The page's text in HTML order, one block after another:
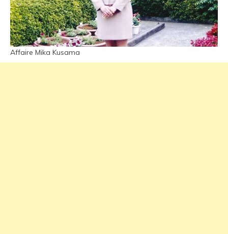
Affaire Mika Kusama